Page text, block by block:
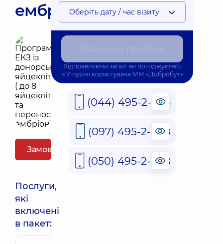
ембріонів
Замовити пакет
Послуги,
які
включені
в пакет:
Оберіть дату / час візиту
Відправляючи запит ви погоджуєтесь
з Угодою користувача ММ «Добробут»
(044) 495-2-888
(097) 495-2-888
(050) 495-2-888